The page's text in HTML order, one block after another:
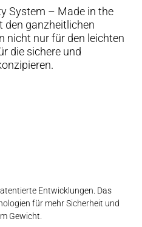
System – Made in the
den ganzheitlichen
nicht nur für den leichten
die sichere und
Entwicklungen. Das
für mehr Sicherheit und
Gewicht.